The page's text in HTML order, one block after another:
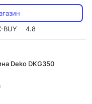
BUY
4.8
Deko DKG350